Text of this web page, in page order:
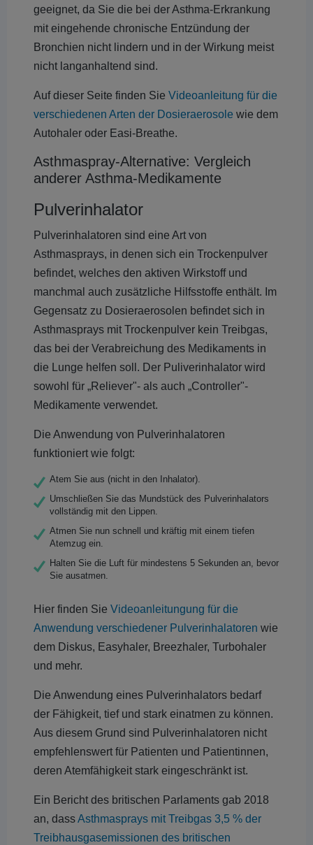
geeignet, da Sie die bei der Asthma-Erkrankung
mit eingehende chronische Entzündung der
Bronchien nicht lindern und in der Wirkung meist
nicht langanhaltend sind.
Auf dieser Seite finden Sie Videoanleitung für die
verschiedenen Arten der Dosieraerosole wie dem
Autohaler oder Easi-Breathe.
Asthmaspray-Alternative: Vergleich
anderer Asthma-Medikamente
Pulverinhalator
Pulverinhalatoren sind eine Art von
Asthmasprays, in denen sich ein Trockenpulver
befindet, welches den aktiven Wirkstoff und
manchmal auch zusätzliche Hilfsstoffe enthält. Im
Gegensatz zu Dosieraerosolen befindet sich in
Asthmasprays mit Trockenpulver kein Treibgas,
das bei der Verabreichung des Medikaments in
die Lunge helfen soll. Der Puliverinhalator wird
sowohl für „Reliever"- als auch „Controller"-
Medikamente verwendet.
Die Anwendung von Pulverinhalatoren
funktioniert wie folgt:
Atem Sie aus (nicht in den Inhalator).
Umschließen Sie das Mundstück des Pulverinhalators
vollständig mit den Lippen.
Atmen Sie nun schnell und kräftig mit einem tiefen
Atemzug ein.
Halten Sie die Luft für mindestens 5 Sekunden an, bevor
Sie ausatmen.
Hier finden Sie Videoanleitungung für die
Anwendung verschiedener Pulverinhalatoren wie
dem Diskus, Easyhaler, Breezhaler, Turbohaler
und mehr.
Die Anwendung eines Pulverinhalators bedarf
der Fähigkeit, tief und stark einatmen zu können.
Aus diesem Grund sind Pulverinhalatoren nicht
empfehlenswert für Patienten und Patientinnen,
deren Atemfähigkeit stark eingeschränkt ist.
Ein Bericht des britischen Parlaments gab 2018
an, dassAsthmasprays mit Treibgas 3,5 % der
Treibhausgasemissionen des britischen